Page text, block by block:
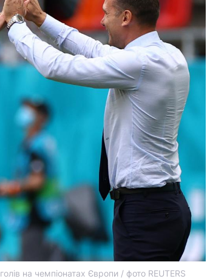
на чемпіонатах Європи / фото REUTERS